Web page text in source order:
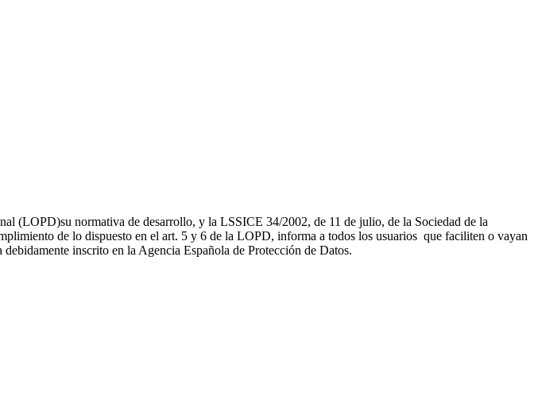
(LOPD)su normativa de desarrollo, y la LSSICE 34/2002, de 11 de julio, de la Sociedad de la
de lo dispuesto en el art. 5 y 6 de la LOPD, informa a todos los usuarios que faciliten o vayan
inscrito en la Agencia Española de Protección de Datos.